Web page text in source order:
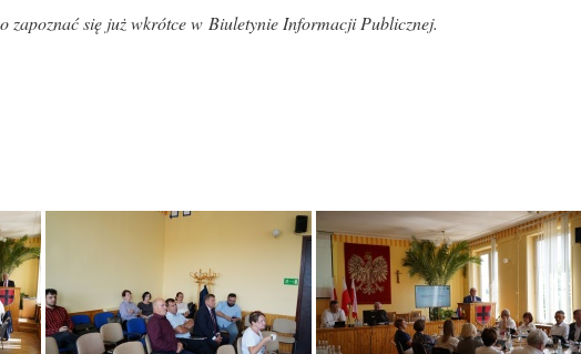
się już wkrótce w Biuletynie Informacji Publicznej.